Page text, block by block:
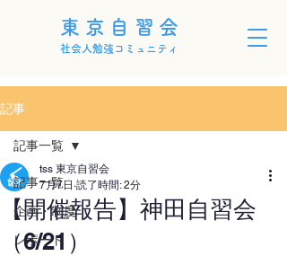
東京自習会
社会人勉強コミュニティ
記事
記事一覧
企画・制度
レポート
記事一覧
【開催報告】神田自習会
（6/21）
tss 東京自習会
7月7日 読了時間: 2分